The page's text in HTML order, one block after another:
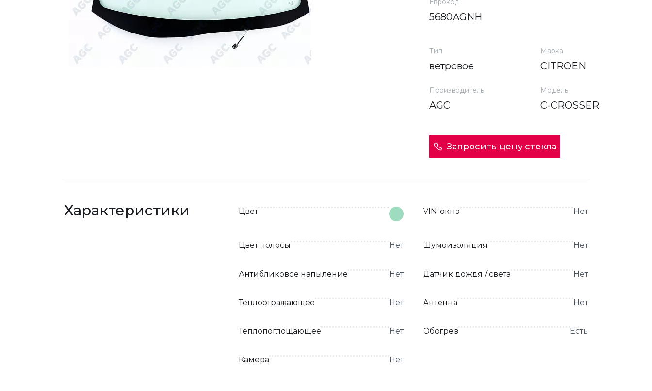
Еврокод
5680AGNH
Тип
ветровое
Марка
CITROEN
Производитель
AGC
Модель
C-CROSSER
Запросить цену стекла
Характеристики Цвет VIN-окно Нет
Цвет полосы Нет Шумоизоляция Нет
Антибликовое напыление Нет Датчик дождя / света Нет
Теплоотражающее Нет Антенна Нет
Теплопоглощающее Нет Обогрев Есть
Камера Нет